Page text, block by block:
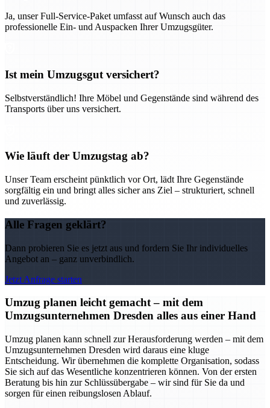
Ja, unser Full-Service-Paket umfasst auf Wunsch auch das
professionelle Ein- und Auspacken Ihrer Umzugsgüter.
Ist mein Umzugsgut versichert?
Selbstverständlich! Ihre Möbel und Gegenstände sind während des
Transports über uns versichert.
Wie läuft der Umzugstag ab?
Unser Team erscheint pünktlich vor Ort, lädt Ihre Gegenstände
sorgfältig ein und bringt alles sicher ans Ziel – strukturiert, schnell
und zuverlässig.
Alle Fragen geklärt?
Dann probieren Sie es jetzt aus und fordern Sie Ihr individuelles
Angebot an – ganz unverbindlich.
Jetzt Anfrage starten
Umzug planen leicht gemacht – mit dem
Umzugsunternehmen Dresden alles aus einer Hand
Umzug planen kann schnell zur Herausforderung werden – mit dem
Umzugsunternehmen Dresden wird daraus eine kluge
Entscheidung. Wir übernehmen die komplette Organisation, sodass
Sie sich auf das Wesentliche konzentrieren können. Von der ersten
Beratung bis hin zur Schlüssübergabe – wir sind für Sie da und
sorgen für einen reibungslosen Ablauf.